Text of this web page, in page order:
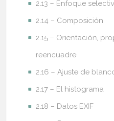
2.13 – Enfoque
2.14 – Composición
2.15 – Orientación,
reencuadre
2.16 – Ajuste de
2.17 – El histograma
2.18 – Datos EXIF